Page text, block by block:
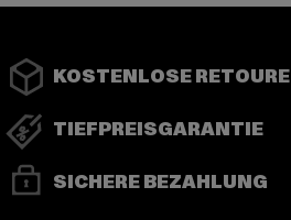
KOSTENLOSE RETOURE
TIEFPREISGARANTIE
SICHERE BEZAHLUNG